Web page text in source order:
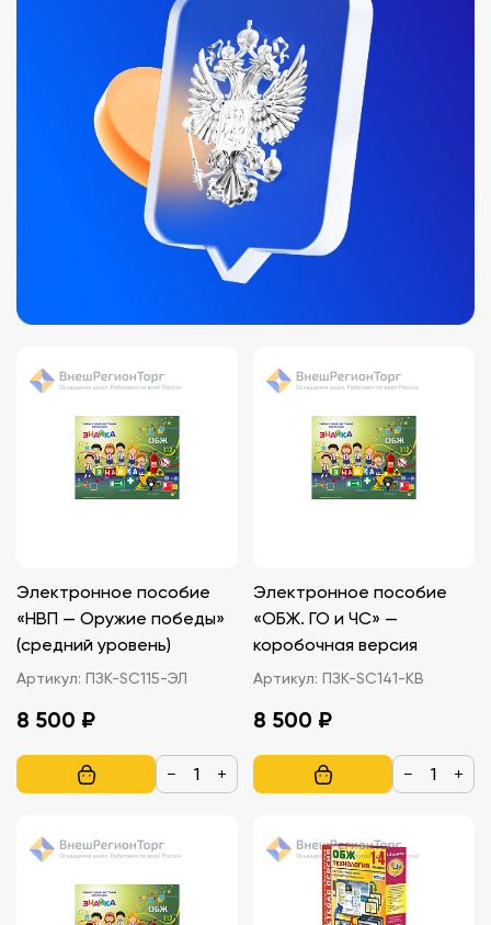
Электронное пособие
«НВП — Оружие победы»
(средний уровень)
Артикул: ПЗК-SC115-ЭЛ
8 500 ₽
− +
Электронное пособие
«ОБЖ. ГО и ЧС» —
коробочная версия
Артикул: ПЗК-SC141-КВ
8 500 ₽
− +